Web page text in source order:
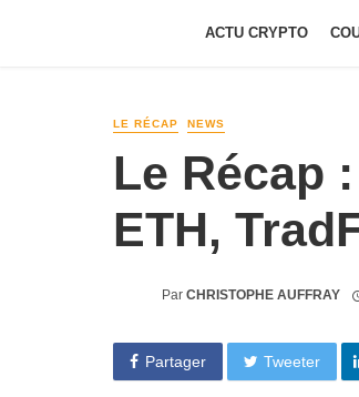
ACTU CRYPTO
LE RÉCAP NEWS
Le Récap
ETH,
Par CHRISTOPHE AUFFRAY
Partager Tweeter